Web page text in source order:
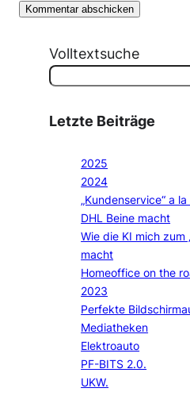
Volltextsuche
Letzte Beiträge
2025
2024
„Kundenservice“ a
DHL Beine macht
Wie die KI mich zum
macht
Homeoffice on the
2023
Perfekte
Mediatheken
Elektroauto
PF-BITS 2.0.
UKW.